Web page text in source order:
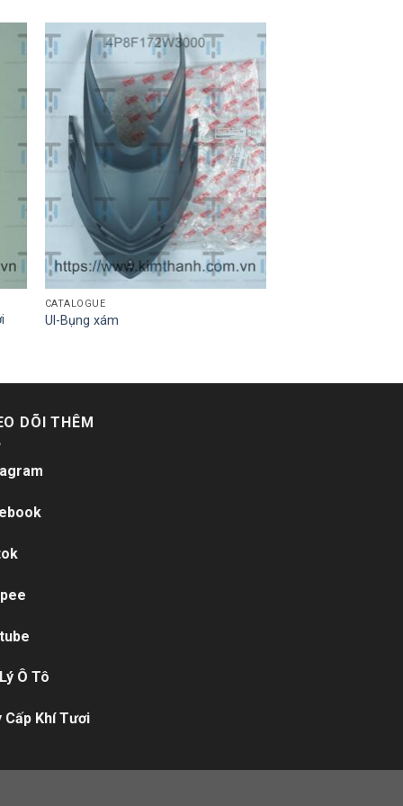
CATALOGUE
Ul-Bụng xám
DÕI THÊM
Ô Tô
Cấp Khí Tươi